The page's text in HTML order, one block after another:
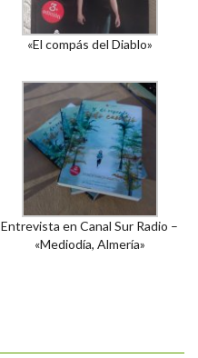
«El compás del Diablo»
Entrevista en Canal Sur Radio –
«Mediodía, Almería»